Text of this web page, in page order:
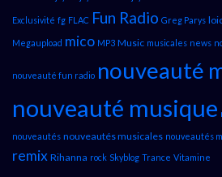
Exclusivité fg FLAC Fun Radio Greg Parys
Megaupload mico MP3 Music musicales news
nouveauté fun radio nouveauté
nouveauté musique
nouveautés nouveautés musicales nouveautés
remix Rihanna rock Skyblog Trance Vitamine